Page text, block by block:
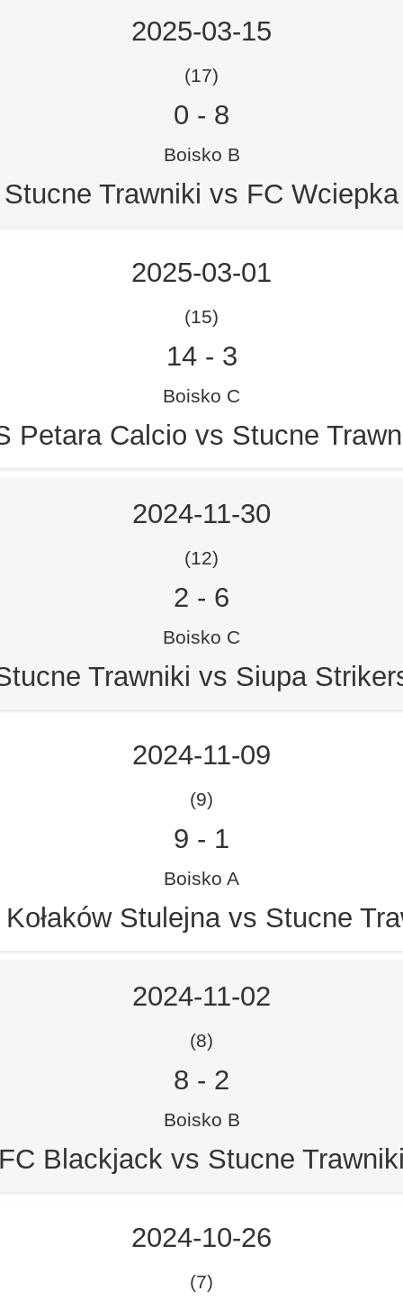
2025-03-15
(17)
0 - 8
Boisko B
Stucne Trawniki vs FC Wciepka
2025-03-01
(15)
14- 3
Boisko C
Petara Calcio vs Stucne
2024-11-30
(12)
2 - 6
Boisko C
Trawniki vs Siupa
2024-11-09
(9)
9 - 1
Boisko A
Stulejna vs Stucne
2024-11-02
(8)
8 - 2
Boisko B
Blackjack vs Stucne
2024-10-26
(7)